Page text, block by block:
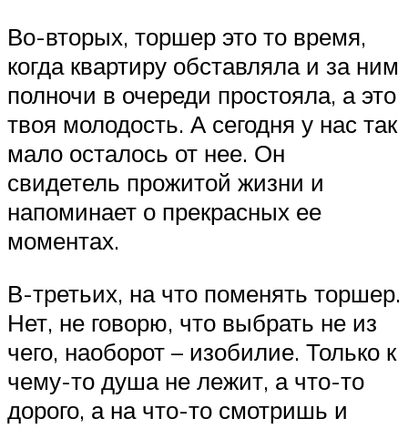
Во-вторых, торшер это то время,
когда квартиру обставляла и за ним
полночи в очереди простояла, а это
твоя молодость. А сегодня у нас так
мало осталось от нее. Он
свидетель прожитой жизни и
напоминает о прекрасных ее
моментах.
В-третьих, на что поменять торшер.
Нет, не говорю, что выбрать не из
чего, наоборот – изобилие. Только к
чему-то душа не лежит, а что-то
дорого, а на что-то смотришь и